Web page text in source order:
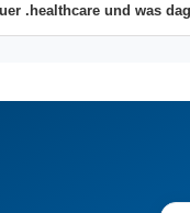
.healthcare und was